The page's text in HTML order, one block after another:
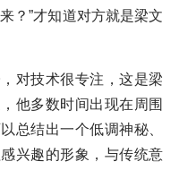
？”才知道对方就是梁文
对技术很专注，这是梁
他多数时间出现在周围
总结出一个低调神秘、
兴趣的形象，与传统意